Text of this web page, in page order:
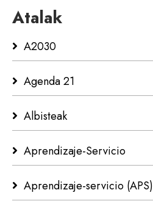
Atalak
A2030
Agenda 21
Albisteak
Aprendizaje-Servicio
Aprendizaje-servicio (APS)